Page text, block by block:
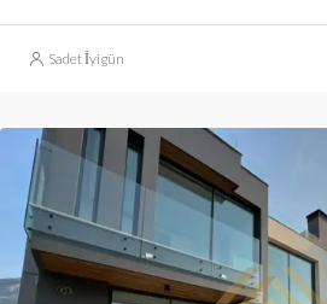
Sadet İyigün